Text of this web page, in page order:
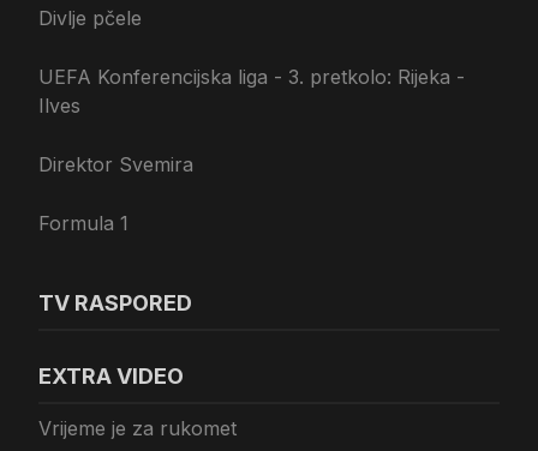
Divlje pčele
UEFA Konferencijska liga - 3. pretkolo: Rijeka -
Ilves
Direktor Svemira
Formula 1
TV RASPORED
EXTRA VIDEO
Vrijeme je za rukomet